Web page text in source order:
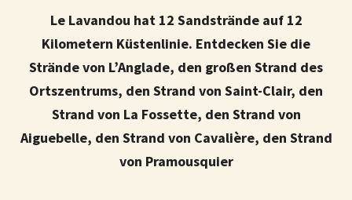
Le Lavandou hat 12 Sandstrände auf 12
Kilometern Küstenlinie. Entdecken Sie die
Strände von L’Anglade, den großen Strand des
Ortszentrums, den Strand von Saint-Clair, den
Strand von La Fossette, den Strand von
Aiguebelle, den Strand von Cavalière, den Strand
von Pramousquier